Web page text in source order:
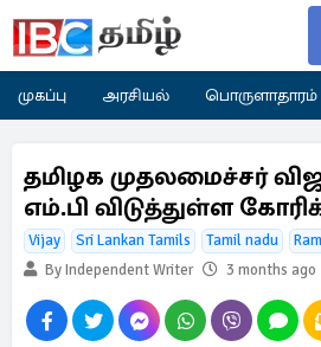
முகப்பு அரசியல் பொருளாதாரம்
தமிழக முதலமைச்சர்
எம்.பி விடுத்துள்ள
Vijay Sri Lankan Tamils Tamil nadu
By Independent Writer
3 months ago